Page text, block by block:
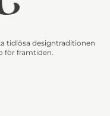
tidlösa designtraditionen
för framtiden.